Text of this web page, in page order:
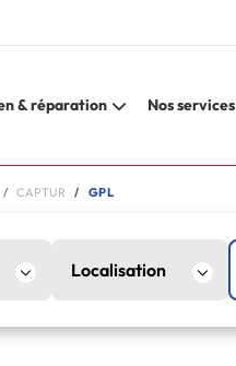
& réparation Nos services
CAPTUR GPL
Localisation